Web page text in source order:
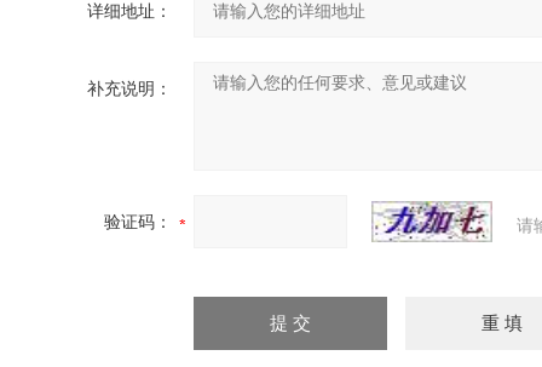
详细地址：
补充说明：
验证码： 请